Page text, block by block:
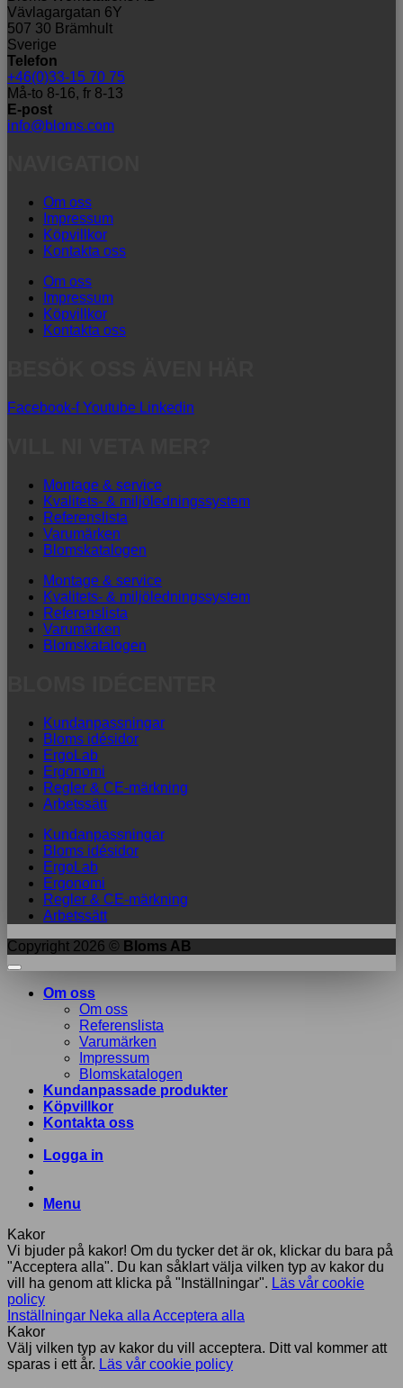
Vävlagargatan 6Y
507 30 Brämhult
Sverige
Telefon
+46(0)33-15 70 75
Må-to 8-16, fr 8-13
E-post
info@bloms.com
Om oss
Impressum
Köpvillkor
Kontakta oss
Om oss
Impressum
Köpvillkor
Kontakta oss
Facebook-f Youtube Linkedin
Montage & service
Kvalitets- & miljöledningssystem
Referenslista
Varumärken
Blomskatalogen
Montage & service
Kvalitets- & miljöledningssystem
Referenslista
Varumärken
Blomskatalogen
Kundanpassningar
Bloms idésidor
ErgoLab
Ergonomi
Regler & CE-märkning
Arbetssätt
Kundanpassningar
Bloms idésidor
ErgoLab
Ergonomi
Regler & CE-märkning
Arbetssätt
Copyright 2026 © Bloms AB
Om oss
Om oss
Referenslista
Varumärken
Impressum
Blomskatalogen
Kundanpassade produkter
Köpvillkor
Kontakta oss
Logga in
Menu
Kakor
Vi bjuder på kakor! Om du tycker det är ok, klickar du bara på
"Acceptera alla". Du kan såklart välja vilken typ av kakor du
vill ha genom att klicka på "Inställningar". Läs vår cookie
policy
Inställningar Neka alla Acceptera alla
Kakor
Välj vilken typ av kakor du vill acceptera. Ditt val kommer att
sparas i ett år. Läs vår cookie policy